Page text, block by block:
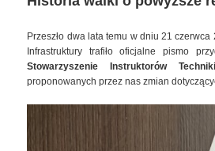
Przeszło dwa lata temu w dniu 21
Infrastruktury trafiło oficjalne pismo
Stowarzyszenie Instruktorów
proponowanych przez nas zmian